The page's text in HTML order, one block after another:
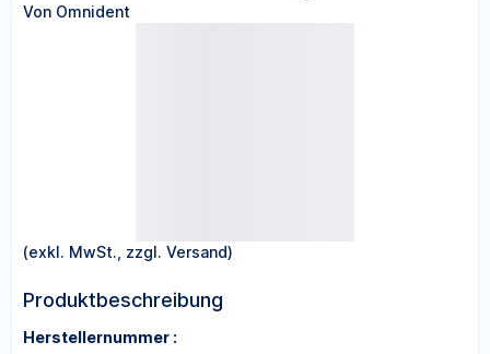
Von Omnident
(exkl. MwSt., zzgl. Versand)
Produktbeschreibung
Herstellernummer :